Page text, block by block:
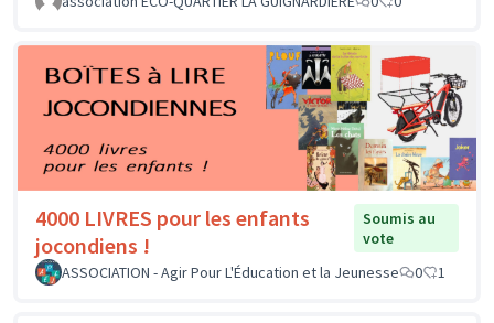
4000 LIVRES pour les enfants
jocondiens !
Soumis au
vote
ASSOCIATION - Agir Pour L'Éducation et la Jeunesse
0 1